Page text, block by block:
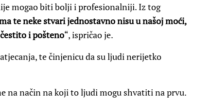
mogao biti bolji i profesionalniji. Iz tog
te neke stvari jednostavno nisu u našoj moći,
i pošteno“, ispričao je.
te činjenicu da su ljudi nerijetko
na način na koji to ljudi mogu shvatiti na prvu.